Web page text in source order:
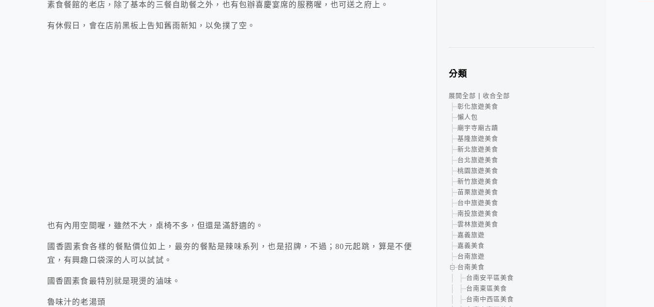
素食餐館的老店，除了基本的三餐自助餐之外，也有包辦喜慶宴席的服務喔，也可送之府上。
有休假日，會在店前黑板上告知舊雨新知，以免撲了空。
也有內用空間喔，雖然不大，桌椅不多，但還是滿舒適的。
國香園素食各樣的餐點價位如上，最夯的餐點是辣味系列，也是招牌，不過；80元起跳，算是不便
宜，有興趣口袋深的人可以試試。
國香園素食最特別就是現燙的滷味。
魯味汁的老湯頭
分類
展開全部
收合全部
彰化旅遊美食
懶人包
廟宇寺廟古蹟
基隆旅遊美食
新北旅遊美食
台北旅遊美食
桃園旅遊美食
新竹旅遊美食
苗栗旅遊美食
台中旅遊美食
南投旅遊美食
雲林旅遊美食
嘉義旅遊
嘉義美食
台南旅遊
台南美食
台南安平區美食
台南東區美食
台南中西區美食